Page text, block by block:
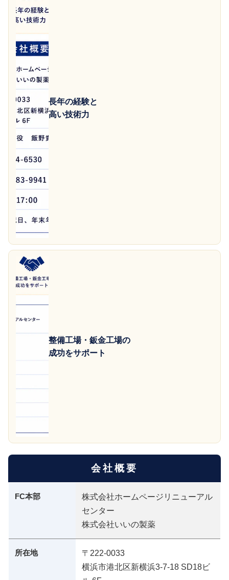
長年の経験と
高い技術力
整備工場・鈑金工場の
成功をサポート
会社概要
FC本部
株式会社ホームページリニューアル
センター
株式会社いいの製薬
所在地
〒222-0033
横浜市港北区新横浜3-7-18 SD18ビ